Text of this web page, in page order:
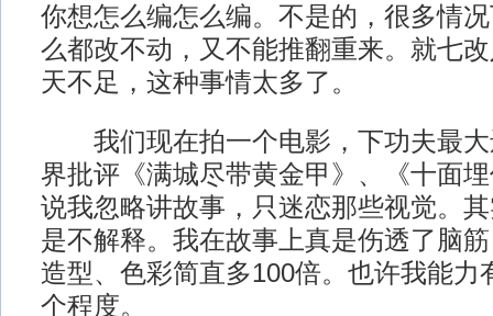
你想怎么编怎么编。不是的，很多情
么都改不动，又不能推翻重来。就七
天不足，这种事情太多了。
我们现在拍一个电影，下功夫最大
界批评《满城尽带黄金甲》、《十面
说我忽略讲故事，只迷恋那些视觉。
是不解释。我在故事上真是伤透了脑
造型、色彩简直多100倍。也许我能力
个程度。